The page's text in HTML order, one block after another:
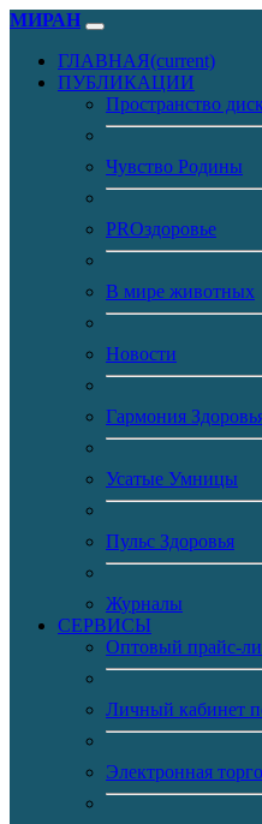
МИРАН
ГЛАВНАЯ(current)
ПУБЛИКАЦИИ
Пространство
Чувство Родины
PROздоровье
В мире животных
Новости
Гармония
Усатые Умницы
Пульс Здоровья
Журналы
CЕРВИСЫ
Оптовый прайс-
Личный кабинет
Электронная